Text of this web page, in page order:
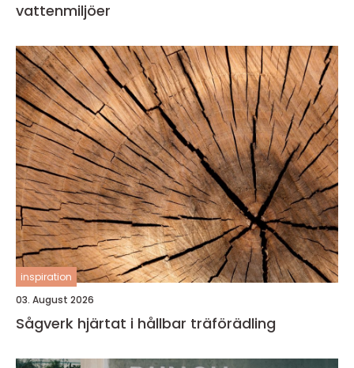
vattenmiljöer
inspiration
03. August 2026
Sågverk hjärtat i hållbar träförädling